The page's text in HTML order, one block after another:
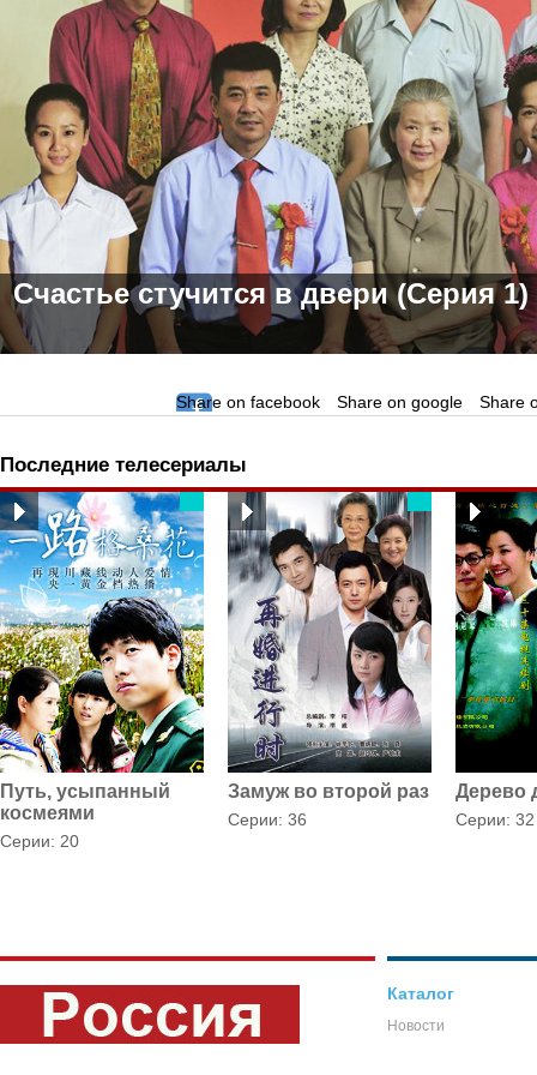
Счастье стучится в двери (Серия 1)
Share on facebook Share on google Share
Последние телесериалы
Путь, усыпанный
космеями
Серии: 20
Замуж во второй раз
Серии: 36
Дерево
Серии: 32
Каталог
Новости